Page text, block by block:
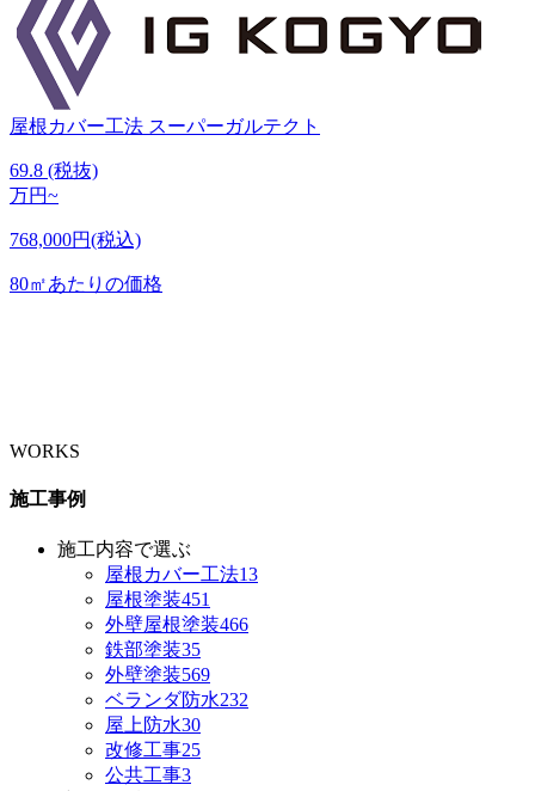
屋根カバー工法 スーパーガルテクト
69.8 (税抜)
万円~
768,000円(税込)
80㎡あたりの価格
WORKS
施工事例
施工内容で選ぶ
屋根カバー工法13
屋根塗装451
外壁屋根塗装466
鉄部塗装35
外壁塗装569
ベランダ防水232
屋上防水30
改修工事25
公共工事3